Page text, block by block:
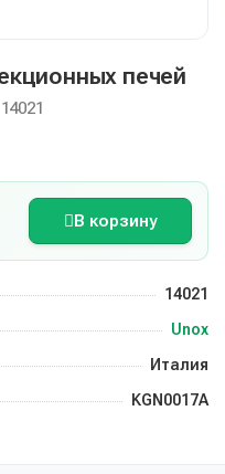
печей
В корзину
14021
Unox
Италия
KGN0017A